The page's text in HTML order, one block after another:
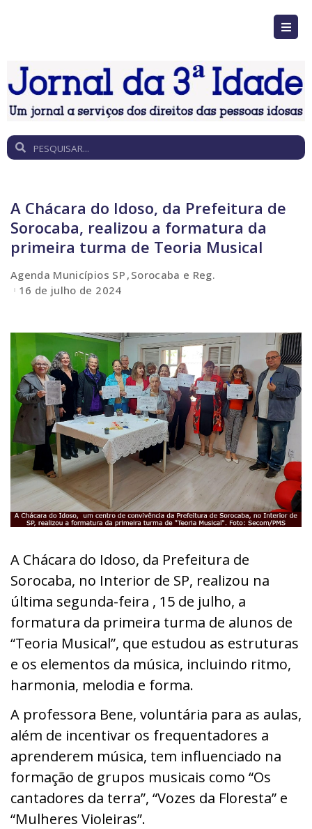
A Chácara do Idoso, da Prefeitura de
Sorocaba, realizou a formatura da
primeira turma de Teoria Musical
Agenda Municípios SP Sorocaba e Reg.
16 de julho de 2024
A Chácara do Idoso, da Prefeitura de
Sorocaba, no Interior de SP, realizou na
última segunda-feira , 15 de julho, a
formatura da primeira turma de alunos de
“Teoria Musical”, que estudou as estruturas
e os elementos da música, incluindo ritmo,
harmonia, melodia e forma.
A professora Bene, voluntária para as aulas,
além de incentivar os frequentadores a
aprenderem música, tem influenciado na
formação de grupos musicais como “Os
cantadores da terra”, “Vozes da Floresta” e
“Mulheres Violeiras”.